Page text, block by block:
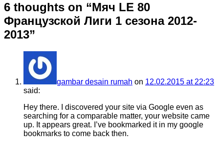
6 thoughts on “Мяч LE 80
Французской Лиги 1 сезона 2012-
2013”
gambar desain rumah on 12.02.2015 at 22:23
said:
Hey there. I discovered your site via Google even as
searching for a comparable matter, your website came
up. It appears great. I’ve bookmarked it in my google
bookmarks to come back then.